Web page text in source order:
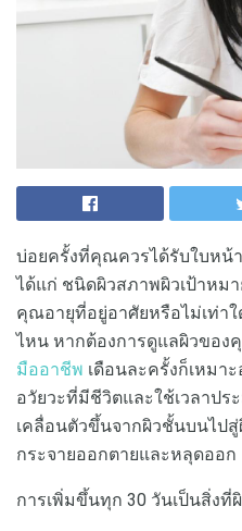
บ่อยครั้งที่คุณควรได้รับใบหน้
ได้แก่ ชนิดผิวสภาพผิวเป้าหม
คุณอายุที่อยู่อาศัยหรือไม่เท่
ไหน หากต้องการดูแลผิวขอ
มืออาชีพ เดือนละครั้งก็เหมา
อวัยวะที่มีชีวิตและใช้เวลาป
เคลื่อนตัวขึ้นจากผิวชั้นบนไป
กระจายออกตายและหลุดออก
การเพิ่มขึ้นทุก 30 วันเป็นสิ่งที่